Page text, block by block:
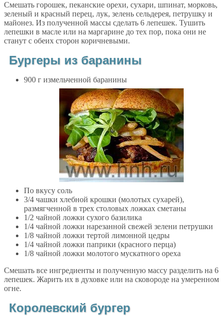
Смешать горошек, пеканские орехи, сухари, шпинат, морковь,
зеленый и красный перец, лук, зелень сельдерея, петрушку и
майонез. Из полученной массы сделать 6 лепешек. Тушить
лепешки в масле или на маргарине до тех пор, пока они не
станут с обеих сторон коричневыми.
Бургеры из баранины
900 г измельченной баранины
По вкусу соль
3/4 чашки хлебной крошки (молотых сухарей),
размягченной в трех столовых ложках сметаны
1/2 чайной ложки сухого базилика
1/4 чайной ложки нарезанной свежей зелени петрушки
1/8 чайной ложки тертой лимонной цедры
1/4 чайной ложки паприки (красного перца)
1/8 чайной ложки молотого мускатного ореха
Смешать все ингредиенты и полученную массу разделить на 6
лепешек. Жарить их в духовке или на сковороде на умеренном
огне.
Королевский бургер